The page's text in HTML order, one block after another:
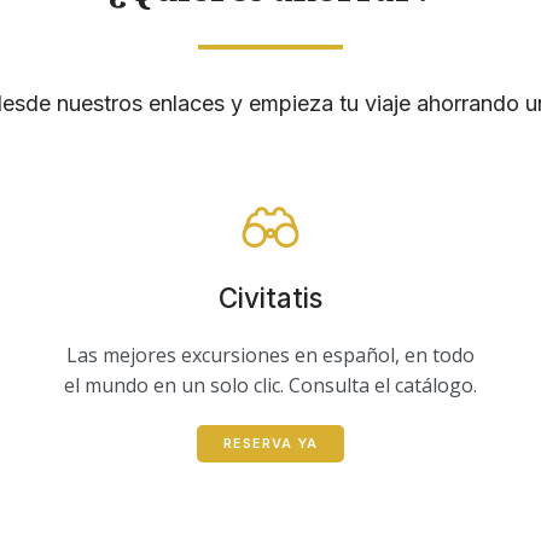
nuestros enlaces y empieza tu viaje ahorrando
Civitatis
Las mejores excursiones en español, en todo
el mundo en un solo clic. Consulta el catálogo.
RESERVA YA